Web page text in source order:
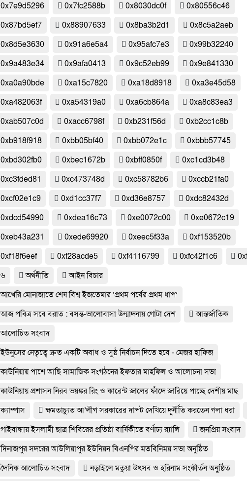
0x7e9d5296
0x7fc2588b 0x8030dc0f
0x80556c46
0x87bd5ef7
0x88907633 0x8ba3b2d1
0x8c5a2aeb
0x8d5e3630
0x91a6e5a4 0x95afc7e3
0x99b32240
0x9a483e34
0x9afa0413 0x9c52eb99
0x9e841330
0xa0a90bde
0xa15c7820 0xa18d8918
0xa3e45d58
0xa482063f
0xa54319a0 0xa6cb864a
0xa8c83ea3
0xab507c0d
0xacc6798f 0xb231f56d
0xb2cc1c8b
0xb918f918
0xbb05bf40 0xbb072e1c
0xbbb57745
0xbd302fb0
0xbec1672b 0xbff0850f
0xc1cd3b48
0xc3fded81
0xc473748d 0xc58782b6
0xccb21fa0
0xcf02e1c9
0xd1cc37f7 0xd36e8757
0xdc82432d
0xdcd54990
0xdea16c73 0xe0072c00
0xe0672c19
0xeb43a231
0xede69920 0xeec5f33a
0xf153520b
0xf18f6eef
0xf28acde5 0xf4116799 0xfc42f1c6
৬
অর্থনীতি
আইন বিচার
আখেরি মোনাজাতে শেষ বিশ্ব ইজতেমার ‘প্রথম পর্বের প্রথম ধাপ’
আজ পবিত্র সবে বরাত : বসন্ত-ভালোবাসা উন্মাদনায় গোটা দেশ
আন্তর্জাতিক
আলোচিত সংবাদ
ইউনুসের নেতৃত্বে দ্রুত একটি অবাধ ও সুষ্ঠ নির্বাচন দিতে হবে - মেজর হাফিজ
কাউনিয়ায় পাশে আছি সামাজিক সংগঠনের ইফতার মাহফিল ও আলোচনা সভা
কাউনিয়ায় প্রশাসন নিরব ভয়ঙ্কর রিং ও কারেন্ট জালের ফাঁদে জারিয়ে পাচ্ছে দেশীয় মাছ
ক্যাম্পাস
ক্ষমতাচ্যুত আ’লীগ সরকারের দাপট দেখিয়ে দূর্নীতি করতেন গলা ধরা
গাইবান্ধায় ইসলামী ছাত্র শিবিরের প্রতিষ্ঠা বার্ষিকীতে বর্ণাঢ্য র‌্যালি
জনপ্রিয় সংবাদ
দিনাজপুর সদরের আউলিয়াপুর ইউনিয়ন বিএনপির মতবিনিময় সভা অনুষ্ঠিত
দৈনিক আলোচিত সংবাদ
নড়াইলে মতুয়া উৎসব ও হরিনাম সংকীর্তন অনুষ্ঠিত